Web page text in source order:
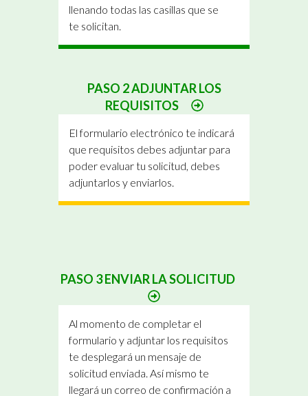
llenando todas las casillas que se
te solicitan.
PASO 2 ADJUNTAR LOS
REQUISITOS
El formulario electrónico te indicará
que requisitos debes adjuntar para
poder evaluar tu solicitud, debes
adjuntarlos y enviarlos.
PASO 3 ENVIAR LA SOLICITUD
Al momento de completar el
formulario y adjuntar los requisitos
te desplegará un mensaje de
solicitud enviada. Así mismo te
llegará un correo de confirmación a